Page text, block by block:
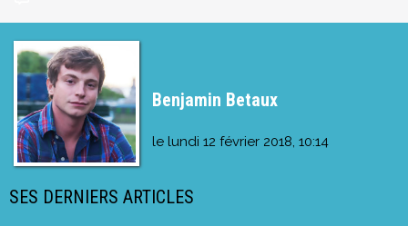
Benjamin Betaux
le lundi 12 février 2018, 10:14
SES DERNIERS ARTICLES